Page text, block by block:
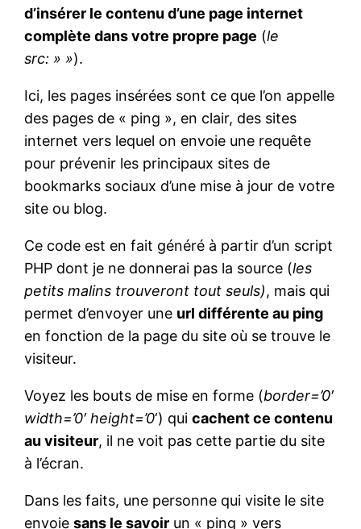
d’insérer le contenu d’une page internet
complète dans votre propre page (le
src: » »).
Ici, les pages insérées sont ce que l’on appelle
des pages de « ping », en clair, des sites
internet vers lequel on envoie une requête
pour prévenir les principaux sites de
bookmarks sociaux d’une mise à jour de votre
site ou blog.
Ce code est en fait généré à partir d’un script
PHP dont je ne donnerai pas la source (les
petits malins trouveront tout seuls), mais qui
permet d’envoyer une url différente au ping
en fonction de la page du site où se trouve le
visiteur.
Voyez les bouts de mise en forme (border=’0′
width=’0′ height=’0‘) quicachent ce contenu
au visiteur, il ne voit pas cette partie du site
à l’écran.
Dans les faits, une personne qui visite le site
envoiesans le savoir un « ping » vers